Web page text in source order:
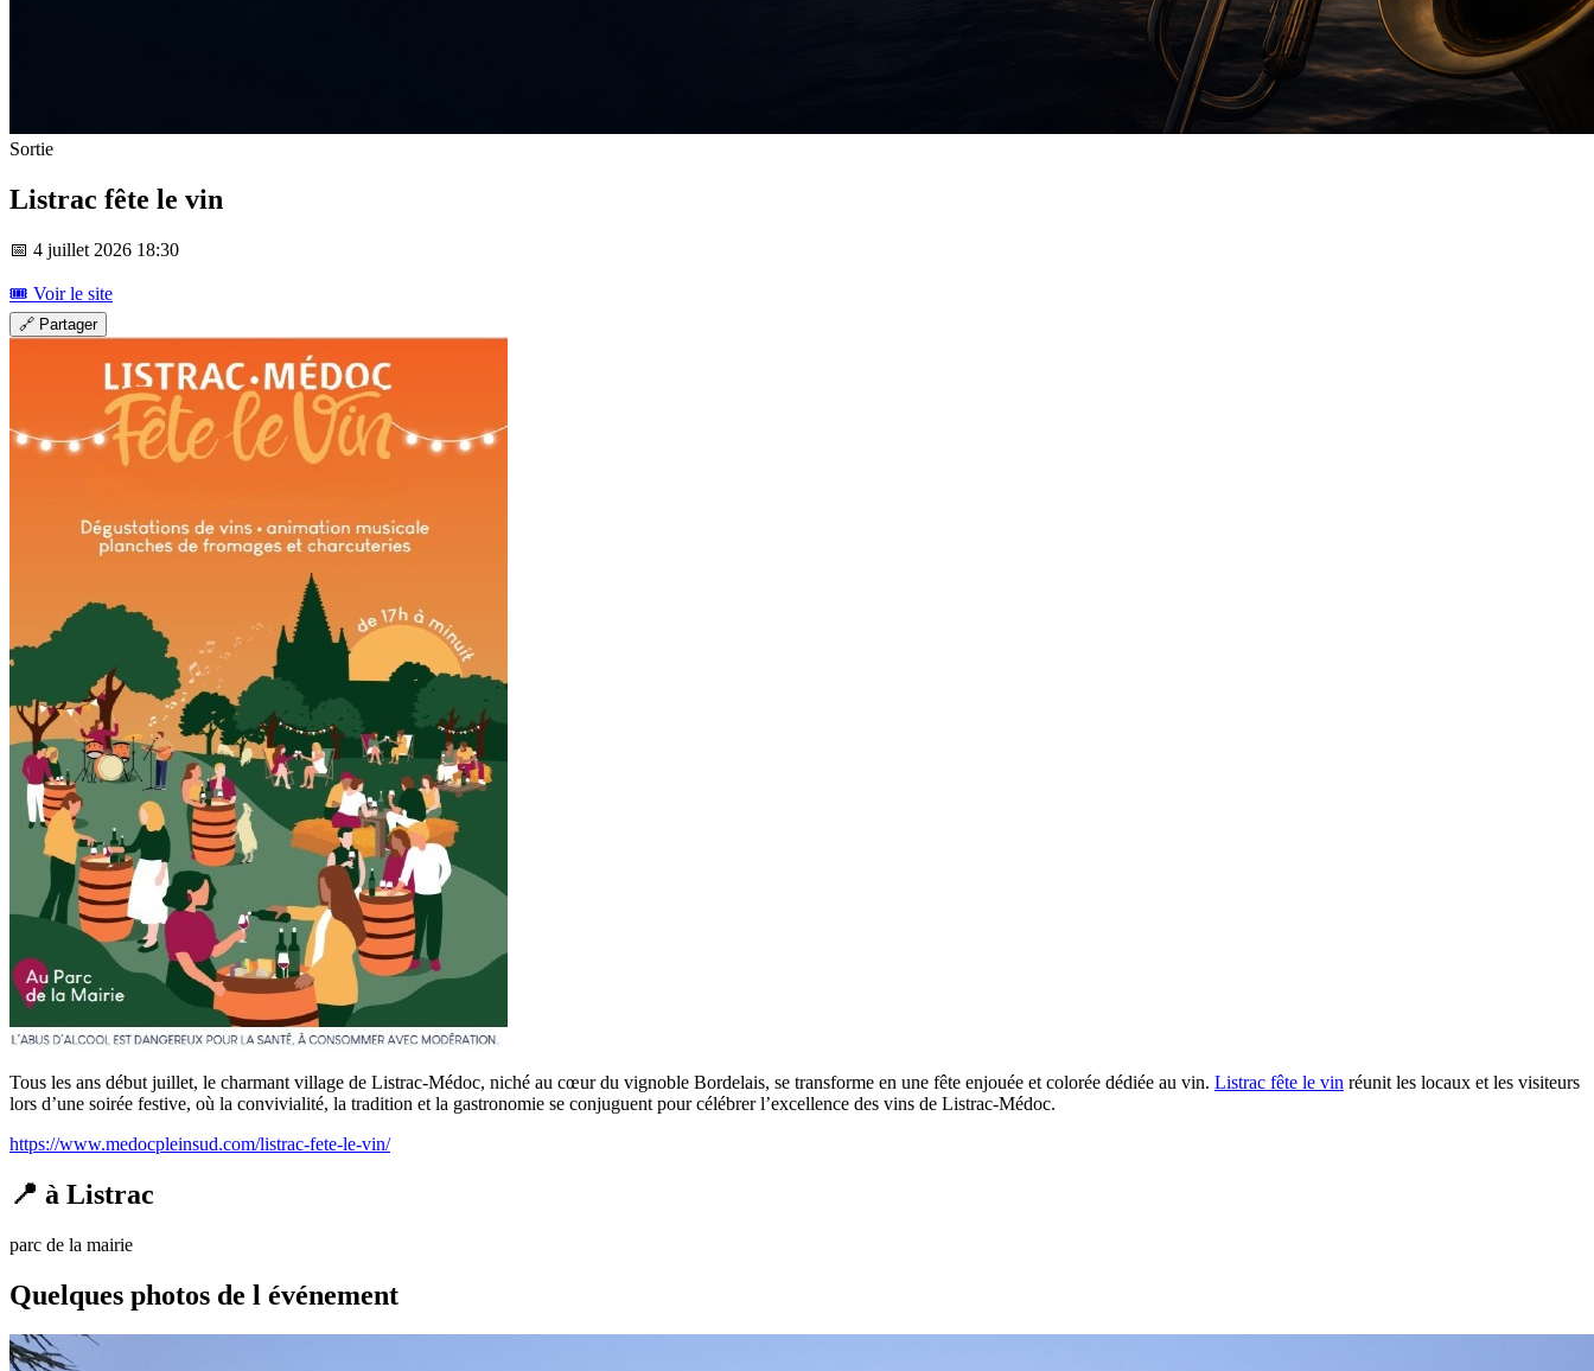
Sortie
Listrac fête le vin
📅 4 juillet 2026 18:30
🎟️ Voir le site
🔗 Partager
Tous les ans début juillet, le charmant village de Listrac-Médoc, niché au cœur du vignoble Bordelais, se transforme en une fête enjouée et colorée dédiée au vin. Listrac fête le vin réunit les locaux et les visiteurs
lors d’une soirée festive, où la convivialité, la tradition et la gastronomie se conjuguent pour célébrer l’excellence des vins de Listrac-Médoc.
https://www.medocpleinsud.com/listrac-fete-le-vin/
📍 à Listrac
parc de la mairie
Quelques photos de l événement